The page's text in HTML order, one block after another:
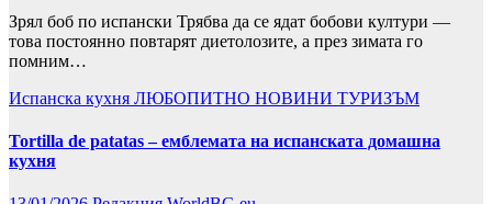
Зрял боб по испански Трябва да се ядат бобови култури —
това постоянно повтарят диетолозите, а през зимата го
помним…
Испанска кухня ЛЮБОПИТНО НОВИНИ ТУРИЗЪМ
Tortilla de patatas – емблемата на испанската домашна
кухня